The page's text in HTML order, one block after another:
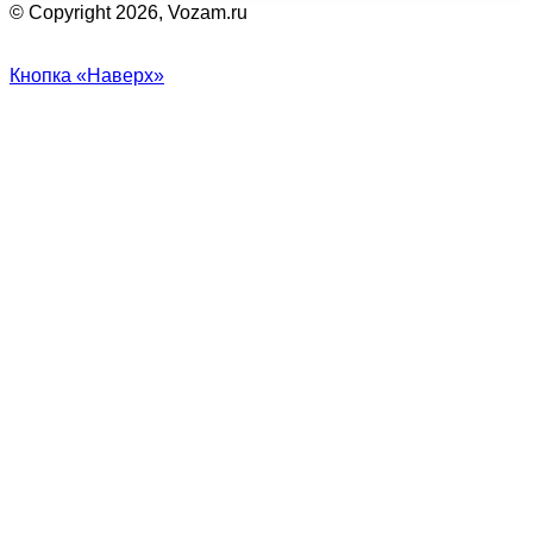
© Copyright 2026, Vozam.ru
Кнопка «Наверх»